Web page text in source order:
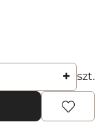
szt.